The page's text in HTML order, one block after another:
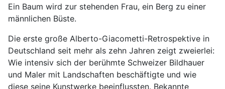
Ein Baum wird zur stehenden Frau, ein Berg zu einer
männlichen Büste.
Die erste große Alberto-Giacometti-Retrospektive in
Deutschland seit mehr als zehn Jahren zeigt zweierlei:
Wie intensiv sich der berühmte Schweizer Bildhauer
und Maler mit Landschaften beschäftigte und wie
diese seine Kunstwerke beeinflussten. Bekannte